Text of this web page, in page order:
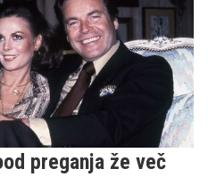
preganja že več